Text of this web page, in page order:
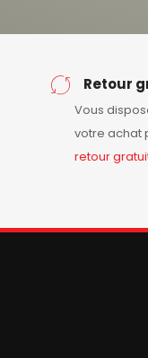
Retour
Vous
votre achat
retour